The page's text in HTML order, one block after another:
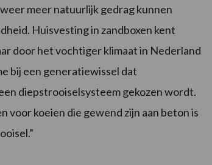
meer natuurlijk gedrag kunnen
Huisvesting in zandboxen kent
door het vochtiger klimaat in Nederland
bij een generatiewissel dat
diepstrooiselsysteem gekozen wordt.
voor koeien die gewend zijn aan beton is